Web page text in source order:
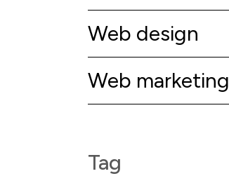
Web design
Web marketing
Tag